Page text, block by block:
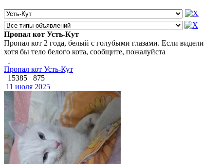
Пропал кот Усть-Кут
Пропал кот 2 года, белый с голубыми глазами. Если видели
хотя бы тело белого кота, сообщите, пожалуйста
Пропал кот Усть-Кут
15385
875
11 июля 2025